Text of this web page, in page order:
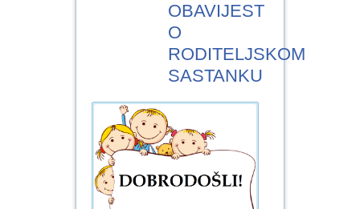
OBAVIJEST
O
RODITELJSKOM
SASTANKU